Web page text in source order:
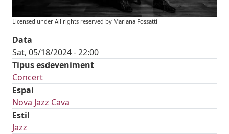
Licensed under All rights reserved by Mariana Fossatti
Data
Sat, 05/18/2024 - 22:00
Tipus esdeveniment
Concert
Espai
Nova Jazz Cava
Estil
Jazz